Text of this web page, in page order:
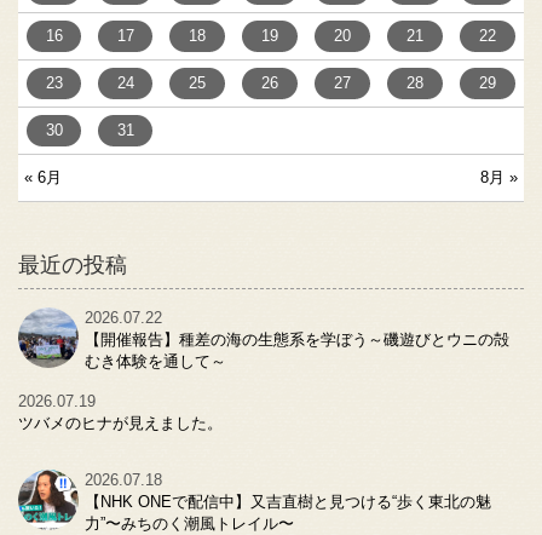
« 6月 8月 »
16 17 18 19 20 21 22
23 24 25 26 27 28 29
30 31
最近の投稿
2026.07.22
【開催報告】種差の海の生態系を学ぼう～磯遊びとウニの殻
むき体験を通して～
2026.07.19
ツバメのヒナが見えました。
2026.07.18
【NHK ONEで配信中】又吉直樹と見つける“歩く東北の魅
力”〜みちのく潮風トレイル〜